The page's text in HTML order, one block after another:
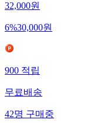
32,000원
6%30,000원
900 적립
무료배송
42명 구매중